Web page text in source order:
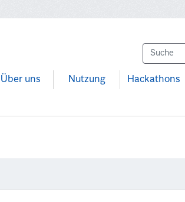
Über uns Nutzung Hackathons